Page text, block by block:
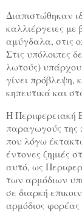
Διαπιστώθηκαν
καλλιέργειες με
αμύγδαλα, στις
Στις υπόλοιπες
λωτούς)
γίνει πρόβλεψη,
κηπευτικά και
Η Περιφερειακή
παραγωγούς της
που λόγω
έντονες ζημιές
αυτό, ως
των αρμόδιων
σε διαρκή
αρμόδιος